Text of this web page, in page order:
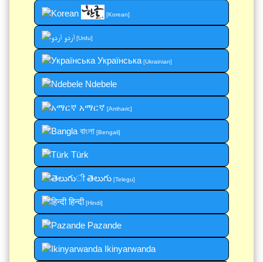
[Korean]
اردو[Urdu]
Українська[Ukrainian]
Ndebele
አማርኛ [Amharic]
বাংলা[Bengali]
Türk
తెలుగు[Telegu]
हिन्दी [Hindi]
Pazande
Ikinyarwanda